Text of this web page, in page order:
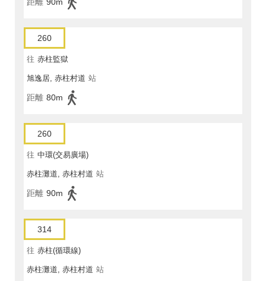
距離 90m
260
往 赤柱監獄
旭逸居, 赤柱村道 站
距離 80m
260
往 中環(交易廣場)
赤柱灘道, 赤柱村道 站
距離 90m
314
往 赤柱(循環線)
赤柱灘道, 赤柱村道 站